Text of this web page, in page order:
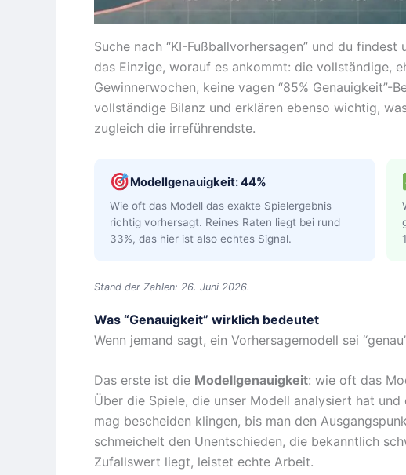
Suche nach “KI-Fußballvorhersagen” und du
das Einzige, worauf es ankommt: die vollständige,
Gewinnerwochen, keine vagen “85%
vollständige Bilanz und erklären ebenso wichtig,
zugleich die irreführendste.
Modellgenauigkeit: 44%
Wie oft das Modell das exakte Spielergebnis
richtig vorhersagt. Reines Raten liegt bei rund
33%, das hier ist also echtes Signal.
Stand der Zahlen: 26. Juni 2026.
Was “Genauigkeit” wirklich bedeutet
Wenn jemand sagt, ein Vorhersagemodell sei
Das erste ist die Modellgenauigkeit: wie oft das
Über die Spiele, die unser Modell analysiert hat
mag bescheiden klingen, bis man den
schmeichelt den Unentschieden, die bekanntlich
Zufallswert liegt, leistet echte Arbeit.